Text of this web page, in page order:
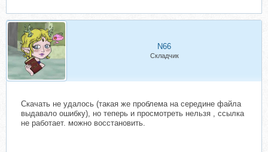
N66
Складчик
Скачать не удалось (такая же проблема на середине файла
выдавало ошибку), но теперь и просмотреть нельзя , ссылка
не работает. можно восстановить.